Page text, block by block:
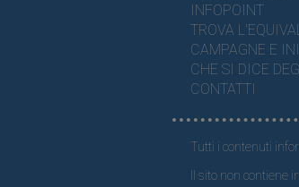
INFOPOINT
TROVA
CAMPAGNE E
CHE SI DICE
CONTATTI
Tutti i contenuti
Il sito non contiene